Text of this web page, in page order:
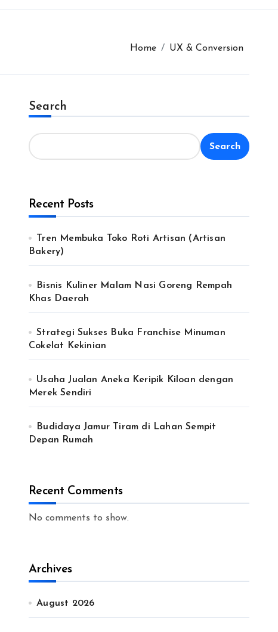
Home UX & Conversion
Search
Search
Recent Posts
Tren Membuka Toko Roti Artisan (Artisan
Bakery)
Bisnis Kuliner Malam Nasi Goreng Rempah
Khas Daerah
Strategi Sukses Buka Franchise Minuman
Cokelat Kekinian
Usaha Jualan Aneka Keripik Kiloan dengan
Merek Sendiri
Budidaya Jamur Tiram di Lahan Sempit
Depan Rumah
Recent Comments
No comments to show.
Archives
August 2026